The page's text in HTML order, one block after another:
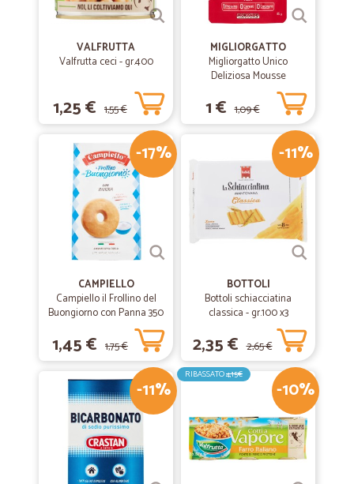
VALFRUTTA
Valfrutta ceci - gr.400
1,25 € 1,55 €
MIGLIORGATTO
Migliorgatto Unico
Deliziosa Mousse
Prosciutto 85 gr.
1 € 1,09 €
-17%
CAMPIELLO
Campiello il Frollino del
Buongiorno con Panna 350
1,45 € 1,75 €
-11%
BOTTOLI
Bottoli schiacciatina
classica - gr.100 x3
2,35 € 2,65 €
-11% -10%
RIBASSATO4,15€